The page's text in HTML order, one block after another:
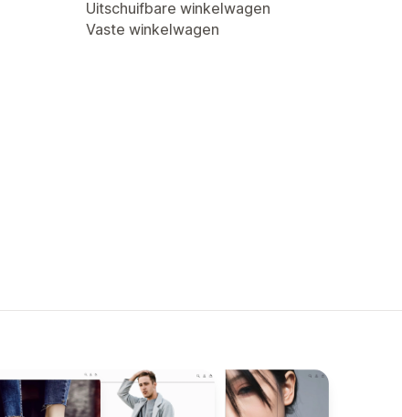
Uitschuifbare winkelwagen
Vaste winkelwagen